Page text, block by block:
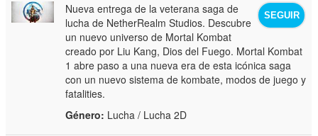
SEGUIR
Nueva entrega de la veterana saga de
lucha de NetherRealm Studios. Descubre
un nuevo universo de Mortal Kombat
creado por Liu Kang, Dios del Fuego. Mortal Kombat
1 abre paso a una nueva era de esta icónica saga
con un nuevo sistema de kombate, modos de juego y
fatalities.
Género: Lucha / Lucha 2D